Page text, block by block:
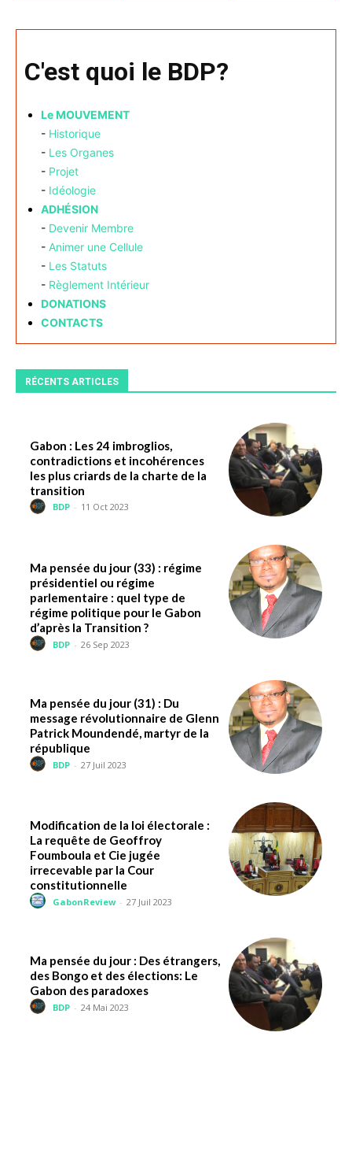
C'est quoi le BDP?
Le MOUVEMENT
- Historique
- Les Organes
- Projet
- Idéologie
ADHÉSION
- Devenir Membre
- Animer une Cellule
- Les Statuts
- Règlement Intérieur
DONATIONS
CONTACTS
RÉCENTS ARTICLES
Gabon : Les 24 imbroglios,
contradictions et incohérences
les plus criards de la charte de la
transition
BDP - 11 Oct 2023
Ma pensée du jour (33) : régime
présidentiel ou régime
parlementaire : quel type de
régime politique pour le Gabon
d’après la Transition ?
BDP - 26 Sep 2023
Ma pensée du jour (31) : Du
message révolutionnaire de Glenn
Patrick Moundendé, martyr de la
république
BDP - 27 Juil 2023
Modification de la loi électorale :
La requête de Geoffroy
Foumboula et Cie jugée
irrecevable par la Cour
constitutionnelle
GabonReview - 27 Juil 2023
Ma pensée du jour : Des étrangers,
des Bongo et des élections: Le
Gabon des paradoxes
BDP - 24 Mai 2023